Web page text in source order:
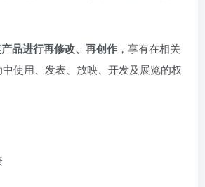
品进行再修改、再创作 ，享有在相关
使用、发表、放映、开发及展览的权